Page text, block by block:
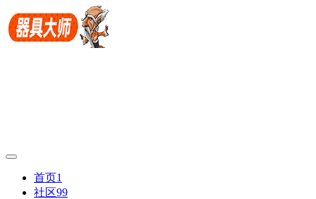
首页1
社区99